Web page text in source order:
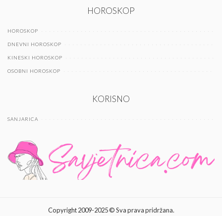
HOROSKOP
HOROSKOP
DNEVNI HOROSKOP
KINESKI HOROSKOP
OSOBNI HOROSKOP
KORISNO
SANJARICA
Copyright 2009-2025 © Sva prava pridržana.